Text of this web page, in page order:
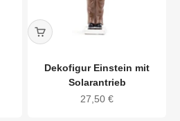
Dekofigur Einstein mit
Solarantrieb
Angebot
27,50 €